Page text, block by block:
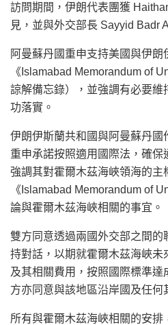
訪問期間，伊朗代表團獲
見，並與外交部長 Sayyid Badr
阿曼蘇丹國重申支持美國與伊朗
《Islamabad Memorandum of
諒解備忘錄），並強調有必要
功落實。
伊朗伊斯蘭共和國與阿曼蘇丹國
重申承諾按照適用國際法，確
強調其對霍爾木茲海峽領海的主
《Islamabad Memorandum of
論與霍爾木茲海峽相關的事宜。
雙方同意透過兩國外交部之間的
持對話，以期就霍爾木茲海峽
及其相關費用，按照國際標準
方亦同意與該地區沿岸國及任何
所有與霍爾木茲海峽相關的安排